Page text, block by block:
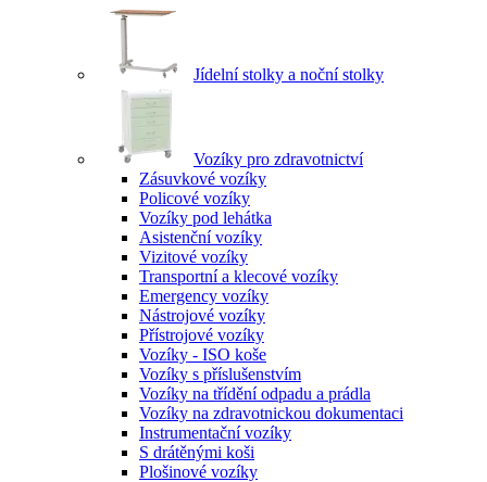
Jídelní stolky a noční stolky
Vozíky pro zdravotnictví
Zásuvkové vozíky
Policové vozíky
Vozíky pod lehátka
Asistenční vozíky
Vizitové vozíky
Transportní a klecové vozíky
Emergency vozíky
Nástrojové vozíky
Přístrojové vozíky
Vozíky - ISO koše
Vozíky s příslušenstvím
Vozíky na třídění odpadu a prádla
Vozíky na zdravotnickou dokumentaci
Instrumentační vozíky
S drátěnými koši
Plošinové vozíky